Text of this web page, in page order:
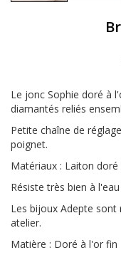
Le jonc Sophie doré à
diamantés reliés
Petite chaîne de
poignet.
Matériaux : Laiton
Résiste très bien à
Les bijoux Adepte sont
atelier.
Matière : Doré à l'or fin